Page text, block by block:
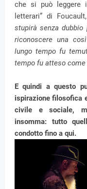
che si può leggere
letterari” di
stupirà senza
riconoscere una
lungo tempo fu
tempo fu atteso come
E quindi a questo
ispirazione filosofica
civile e sociale,
insomma: tutto
condotto fino a qui.